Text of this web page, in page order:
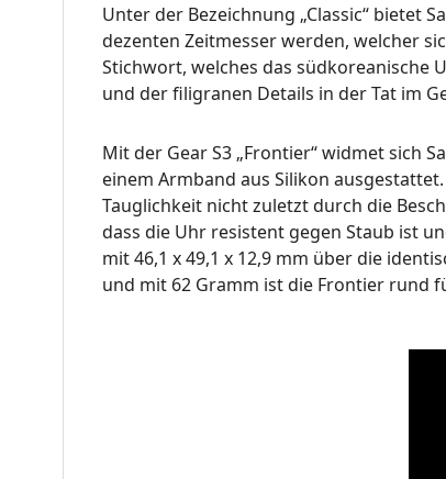
Unter der Bezeichnung „Classic“ bietet
dezenten Zeitmesser werden, welcher
Stichwort, welches das südkoreanische
und der filigranen Details in der Tat im
Mit der Gear S3 „Frontier“ widmet sich
einem Armband aus Silikon
Tauglichkeit nicht zuletzt durch die
dass die Uhr resistent gegen Staub ist
mit 46,1 x 49,1 x 12,9 mm über die
und mit 62 Gramm ist die Frontier rund